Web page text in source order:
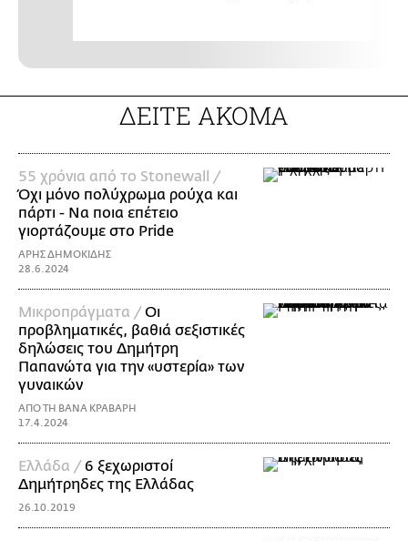
ΔΕΙΤΕ ΑΚΟΜΑ
55 χρόνια από το Stonewall /
Όχι μόνο πολύχρωμα ρούχα και
πάρτι - Να ποια επέτειο
γιορτάζουμε στο Pride
ΑΡΗΣ ΔΗΜΟΚΙΔΗΣ
28.6.2024
Mικροπράγματα /Οι
προβληματικές, βαθιά σεξιστικές
δηλώσεις του Δημήτρη
Παπανώτα για την «υστερία» των
γυναικών
ΑΠΟ ΤΗ ΒΑΝΑ ΚΡΑΒΑΡΗ
17.4.2024
Ελλάδα / 6 ξεχωριστοί
Δημήτρηδες της Ελλάδας
26.10.2019